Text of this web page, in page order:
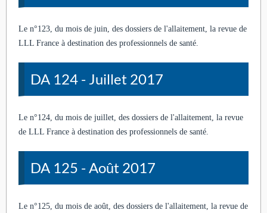
Le n°123, du mois de juin, des dossiers de l'allaitement, la revue de
LLL France à destination des professionnels de santé.
DA 124 - Juillet 2017
Le n°124, du mois de juillet, des dossiers de l'allaitement, la revue
de LLL France à destination des professionnels de santé.
DA 125 - Août 2017
Le n°125, du mois de août, des dossiers de l'allaitement, la revue de